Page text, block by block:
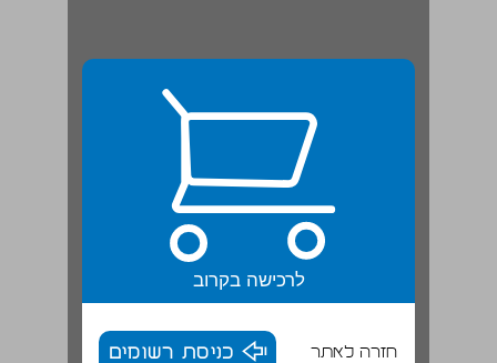
לרכישה בקרוב
חזרה לאתר כניסת רשומים